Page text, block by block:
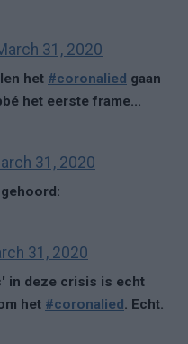
31, 2020
het #coronalied gaan
het eerste frame...
31, 2020
gehoord:
31, 2020
in deze crisis is echt
het #coronalied. Echt.